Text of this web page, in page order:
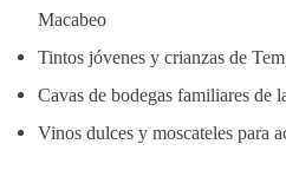
Macabeo
Tintos jóvenes y crianzas de
Cavas de bodegas familiares de
Vinos dulces y moscateles para